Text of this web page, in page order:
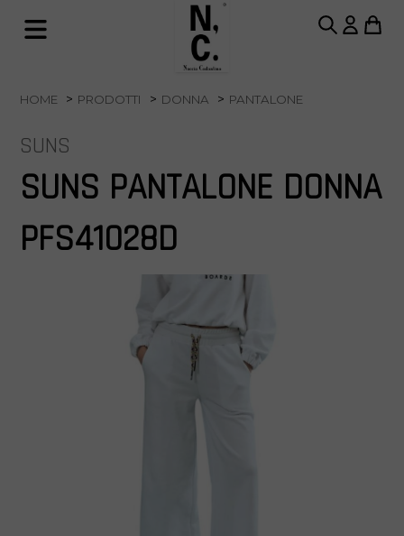
HOME PRODOTTI DONNA PANTALONE
SUNS
SUNS PANTALONE DONNA
PFS41028D